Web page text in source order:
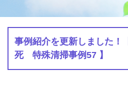
事例紹介を更新しました！
死 特殊清掃事例57 】